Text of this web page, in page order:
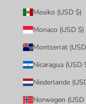
Mexiko (USD $)
Monaco (USD $)
Montserrat
Nicaragua (USD
Niederlande
Norwegen (USD